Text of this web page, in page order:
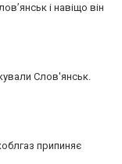
і навіщо він
Слов'янськ.
припиняє